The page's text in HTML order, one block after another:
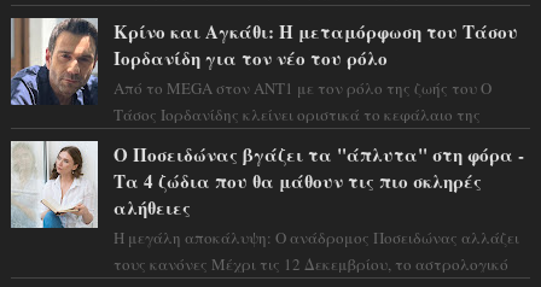
Κρίνο και Αγκάθι: Η μεταμόρφωση του Τάσου
Ιορδανίδη για τον νέο του ρόλο
Από το MEGA στον ΑΝΤ1 με τον ρόλο της ζωής του Ο
Τάσος Ιορδανίδης κλείνει οριστικά το κεφάλαιο της
Ο Ποσειδώνας βγάζει τα "άπλυτα" στη φόρα -
Τα 4 ζώδια που θα μάθουν τις πιο σκληρές
αλήθειες
Η μεγάλη αποκάλυψη: Ο ανάδρομος Ποσειδώνας αλλάζει
τους κανόνες Μέχρι τις 12 Δεκεμβρίου, το αστρολογικό